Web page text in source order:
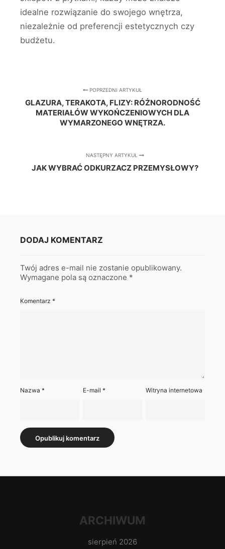
idealne rozwiązanie do swojego wnętrza,
niezależnie od preferencji estetycznych czy
budżetu.
POPRZEDNI ARTYKUŁ
GLAZURA, TERAKOTA, FLIZY: RÓŻNORODNOŚĆ
MATERIAŁÓW WYKOŃCZENIOWYCH DLA
WYMARZONEGO WNĘTRZA.
NASTĘPNY ARTYKUŁ
JAK WYBRAĆ ODKURZACZ PRZEMYSŁOWY?
DODAJ KOMENTARZ
Twój adres e-mail nie zostanie opublikowany.
Wymagane pola są oznaczone *
Komentarz *
Nazwa * E-mail* Witryna internetowa
ARCHIWUM
sierpień 2026